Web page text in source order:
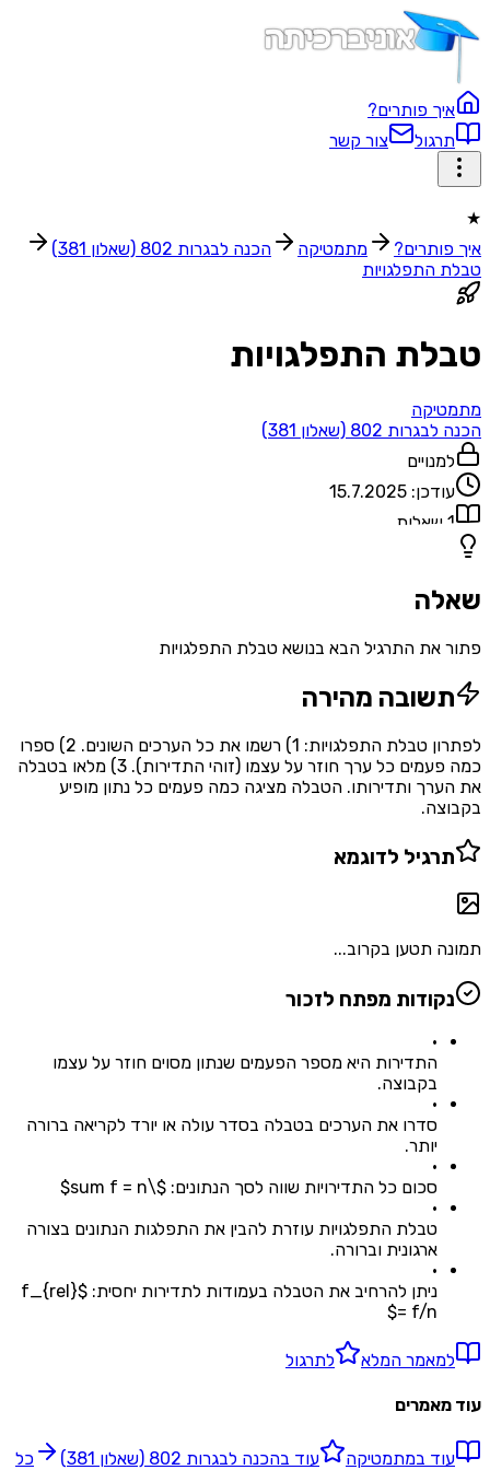
איך פותרים?
תרגול
צור קשר
★
איך פותרים?
מתמטיקה
הכנה לבגרות 802 (שאלון 381)
טבלת התפלגויות
טבלת התפלגויות
מתמטיקה
הכנה לבגרות 802 (שאלון 381)
למנויים
עודכן: 15.7.2025
1 שאלות
שאלה
פתור את התרגיל הבא בנושא טבלת התפלגויות
תשובה מהירה
לפתרון טבלת התפלגויות: 1) רשמו את כל הערכים השונים. 2) ספרו
כמה פעמים כל ערך חוזר על עצמו (זוהי התדירות). 3) מלאו בטבלה
את הערך ותדירותו. הטבלה מציגה כמה פעמים כל נתון מופיע
בקבוצה.
תרגיל לדוגמא
תמונה תטען בקרוב...
נקודות מפתח לזכור
•
התדירות היא מספר הפעמים שנתון מסוים חוזר על עצמו
בקבוצה.
•
סדרו את הערכים בטבלה בסדר עולה או יורד לקריאה ברורה
יותר.
•
סכום כל התדירויות שווה לסך הנתונים: $\sum f = n$
•
טבלת התפלגויות עוזרת להבין את התפלגות הנתונים בצורה
ארגונית וברורה.
•
ניתן להרחיב את הטבלה בעמודות לתדירות יחסית: $f_{rel}
= f/n$
למאמר המלא לתרגול
עוד מאמרים
עוד במתמטיקה עוד בהכנה לבגרות 802 (שאלון 381)
כל